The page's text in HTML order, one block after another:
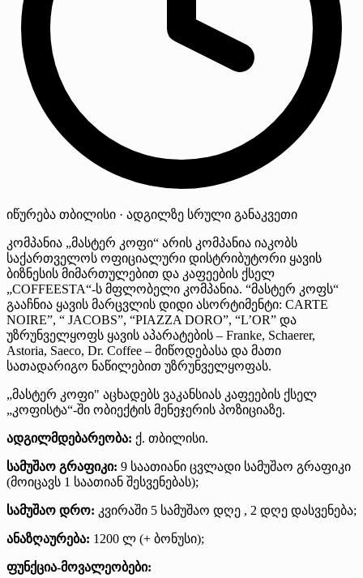
იწურება თბილისი · ადგილზე სრული განაკვეთი
კომპანია „მასტერ კოფი“ არის კომპანია იაკობს
საქართველოს ოფიციალური დისტრიბუტორი ყავის
ბიზნესის მიმართულებით და კაფეების ქსელ
„COFFEESTA“-ს მფლობელი კომპანია. “მასტერ კოფს“
გააჩნია ყავის მარცვლის დიდი ასორტიმენტი: CARTE
NOIRE”, “ JACOBS”, “PIAZZA DORO”, “L’OR” და
უზრუნველყოფს ყავის აპარატების – Franke, Schaerer,
Astoria, Saeco, Dr. Coffee – მიწოდებასა და მათი
სათადარიგო ნაწილებით უზრუნველყოფას.
„მასტერ კოფი" აცხადებს ვაკანსიას კაფეების ქსელ
„კოფისტა“-ში ობიექტის მენეჯერის პოზიციაზე.
ადგილმდებარეობა: ქ. თბილისი.
სამუშაო გრაფიკი: 9 საათიანი ცვლადი სამუშაო გრაფიკი
(მოიცავს 1 საათიან შესვენებას);
სამუშაო დრო: კვირაში 5 სამუშაო დღე , 2 დღე დასვენება;
ანაზღაურება: 1200 ლ (+ ბონუსი);
ფუნქცია-მოვალეობები: